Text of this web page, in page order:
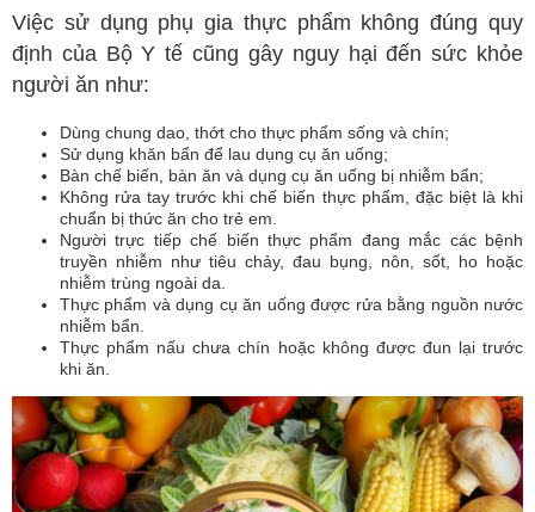
Việc sử dụng phụ gia thực phẩm không đúng quy
định của Bộ Y tế cũng gây nguy hại đến sức khỏe
người ăn như:
Dùng chung dao, thớt cho thực phẩm sống và chín;
Sử dụng khăn bẩn để lau dụng cụ ăn uống;
Bàn chế biến, bàn ăn và dụng cụ ăn uống bị nhiễm bẩn;
Không rửa tay trước khi chế biến thực phẩm, đặc biệt là khi
chuẩn bị thức ăn cho trẻ em.
Người trực tiếp chế biến thực phẩm đang mắc các bệnh
truyền nhiễm như tiêu chảy, đau bụng, nôn, sốt, ho hoặc
nhiễm trùng ngoài da.
Thực phẩm và dụng cụ ăn uống được rửa bằng nguồn nước
nhiễm bẩn.
Thực phẩm nấu chưa chín hoặc không được đun lại trước
khi ăn.